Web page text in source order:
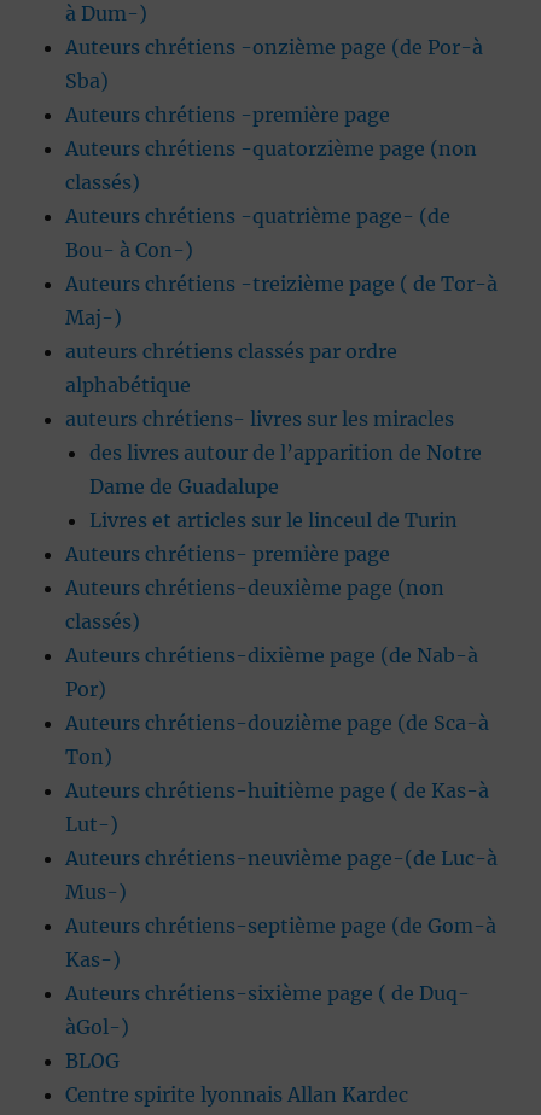
à Dum-)
Auteurs chrétiens -onzième page (de Por-à
Sba)
Auteurs chrétiens -première page
Auteurs chrétiens -quatorzième page (non
classés)
Auteurs chrétiens -quatrième page- (de
Bou- à Con-)
Auteurs chrétiens -treizième page ( de Tor-à
Maj-)
auteurs chrétiens classés par ordre
alphabétique
auteurs chrétiens- livres sur les miracles
des livres autour de l’apparition de Notre
Dame de Guadalupe
Livres et articles sur le linceul de Turin
Auteurs chrétiens- première page
Auteurs chrétiens-deuxième page (non
classés)
Auteurs chrétiens-dixième page (de Nab-à
Por)
Auteurs chrétiens-douzième page (de Sca-à
Ton)
Auteurs chrétiens-huitième page ( de Kas-à
Lut-)
Auteurs chrétiens-neuvième page-(de Luc-à
Mus-)
Auteurs chrétiens-septième page (de Gom-à
Kas-)
Auteurs chrétiens-sixième page ( de Duq-
àGol-)
BLOG
Centre spirite lyonnais Allan Kardec